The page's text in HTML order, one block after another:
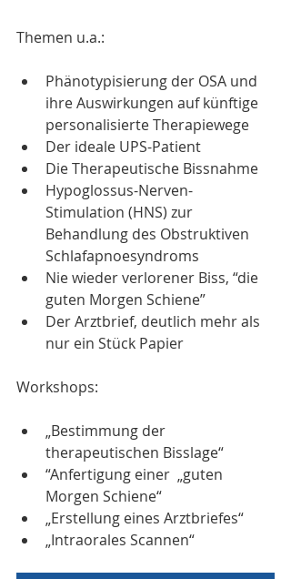
Themen u.a.:
Phänotypisierung der OSA und
ihre Auswirkungen auf künftige
personalisierte Therapiewege
Der ideale UPS-Patient
Die Therapeutische Bissnahme
Hypoglossus-Nerven-
Stimulation (HNS) zur
Behandlung des Obstruktiven
Schlafapnoesyndroms
Nie wieder verlorener Biss, “die
guten Morgen Schiene”
Der Arztbrief, deutlich mehr als
nur ein Stück Papier
Workshops:
„Bestimmung der
therapeutischen Bisslage“
“Anfertigung einer  „guten
Morgen Schiene“
„Erstellung eines Arztbriefes“
„Intraorales Scannen“